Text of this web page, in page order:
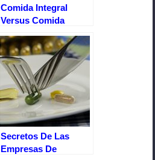
Comida Integral
Versus Comida
Secretos De Las
Empresas De